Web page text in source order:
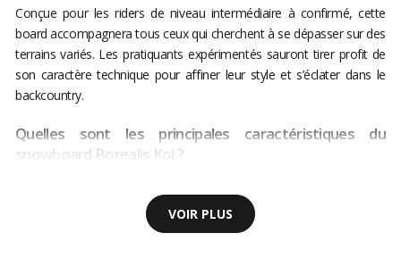
Conçue pour les riders de niveau intermédiaire à confirmé, cette
board accompagnera tous ceux qui cherchent à se dépasser sur des
terrains variés. Les pratiquants expérimentés sauront tirer profit de
son caractère technique pour affiner leur style et s’éclater dans le
backcountry.
Quelles sont les principales caractéristiques du
snowboard Borealis Koi ?
VOIR PLUS